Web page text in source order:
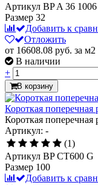
Артикул BP A 36
Размер 32
Добавить к
Отложить
от 16608.08 руб. за м2
В наличии
+
В корзину
Короткая поперечная
Короткая поперечная
Артикул: -
(1)
Артикул BP CT600 G
Размер 100
Добавить к